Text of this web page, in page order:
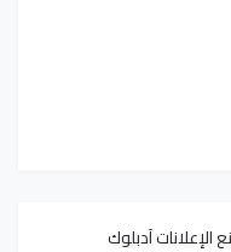
آدبلوك